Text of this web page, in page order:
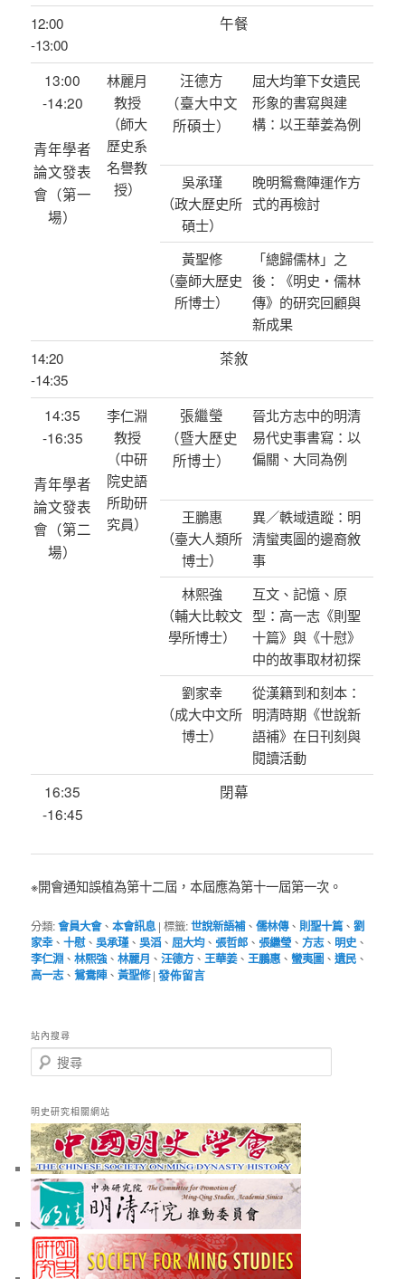
12:00
-13:00
午餐
13:00
-14:20
青年學者
論文發表
會（第一
場）
林麗月
教授
（師大
歷史系
名譽教
授）
汪德方
（臺大中文
所碩士）
屈大均筆下女遺民
形象的書寫與建
構：以王華姜為例
吳承瑾
（政大歷史所
碩士）
晚明鴛鴦陣運作方
式的再檢討
黃聖修
（臺師大歷史
所博士）
「總歸儒林」之
後：《明史‧儒林
傳》的研究回顧與
新成果
14:20
-14:35
茶敘
14:35
-16:35
青年學者
論文發表
會（第二
場）
李仁淵
教授
（中研
院史語
所助研
究員）
張繼瑩
（暨大歷史
所博士）
晉北方志中的明清
易代史事書寫：以
偏關、大同為例
王鵬惠
（臺大人類所
博士）
異／軼域遺蹤：明
清蠻夷圖的邊裔敘
事
林熙強
（輔大比較文
學所博士）
互文、記憶、原
型：高一志《則聖
十篇》與《十慰》
中的故事取材初探
劉家幸
（成大中文所
博士）
從漢籍到和刻本：
明清時期《世說新
語補》在日刊刻與
閱讀活動
16:35
-16:45
閉幕
※開會通知誤植為第十二屆，本屆應為第十一屆第一次。
分類:會員大會、本會訊息 |標籤:世說新語補、儒林傳、 則聖十篇、劉
家幸、十慰、吳承瑾、吳滔 、 屈大均、張哲郎 、張繼瑩 、方志、 明史 、
李仁淵 、林熙強 、林麗月 、汪德方、王華姜、王鵬惠 、蠻夷圖 、遺民 、
高一志、鴛鴦陣、黃聖修 |發佈留言
站內搜尋
搜
尋
明史研究相關網站